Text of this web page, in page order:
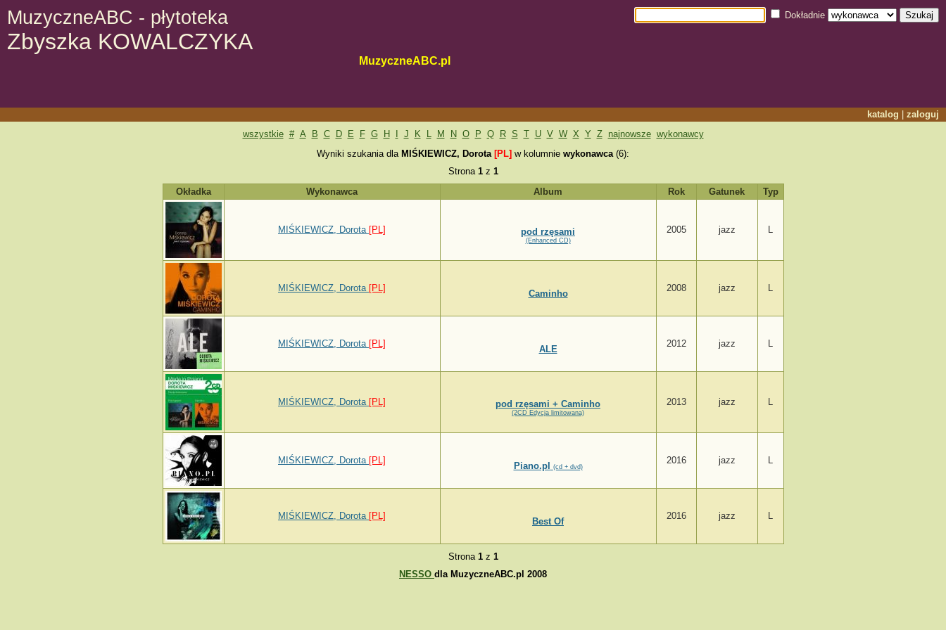
MuzyczneABC - płytoteka
Zbyszka KOWALCZYKA
MuzyczneABC.pl
Dokładnie
katalog
zaloguj
wszystkie # A B C D E F G H J K L M N O P Q R S T U V W X Y Z najnowsze wykonawcy
Wyniki szukania dla MIŚKIEWICZ, Dorota [PL] w kolumnie wykonawca(6):
Strona 1z 1
Okładka
Wykonawca Album Rok Gatunek Typ
MIŚKIEWICZ, Dorota [PL] pod rzęsami
(Enhanced CD)
2005 jazz L
MIŚKIEWICZ, Dorota [PL]
Caminho
2008 jazz L
MIŚKIEWICZ, Dorota [PL]
ALE
2012 jazz L
MIŚKIEWICZ, Dorota [PL] pod rzęsami + Caminho
(2CD Edycja limitowana)
2013 jazz L
MIŚKIEWICZ, Dorota [PL]
Piano.pl (cd + dvd)
2016 jazz L
MIŚKIEWICZ, Dorota [PL]
Best Of
2016 jazz L
Strona 1z 1
NESSO dla MuzyczneABC.pl 2008